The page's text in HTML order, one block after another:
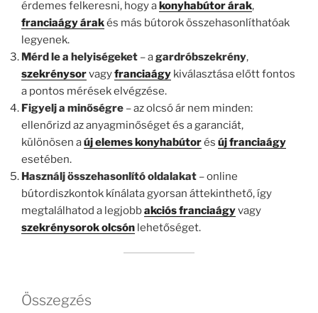
érdemes felkeresni, hogy akonyhabútor árak,
franciaágy árakés más bútorok összehasonlíthatóak
legyenek.
Mérd le a helyiségeket – agardróbszekrény,
szekrénysorvagyfranciaágy kiválasztása előtt fontos
a pontos mérések elvégzése.
Figyelj a minőségre – az olcsó ár nem minden:
ellenőrizd az anyagminőséget és a garanciát,
különösen aúj elemes konyhabútorés új franciaágy
esetében.
Használj összehasonlító oldalakat – online
bútordiszkontok kínálata gyorsan áttekinthető, így
megtalálhatod a legjobbakciós franciaágyvagy
szekrénysorok olcsón lehetőséget.
Összegzés